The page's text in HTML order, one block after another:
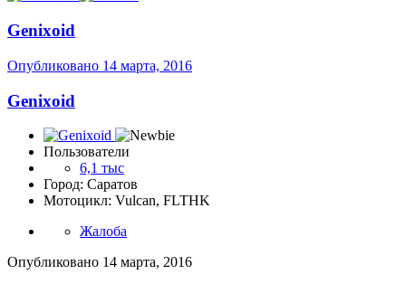
Genixoid
Опубликовано 14 марта, 2016
Genixoid
Пользователи
6,1 тыс
Город: Саратов
Мотоцикл: Vulcan, FLTHK
Жалоба
Опубликовано 14 марта, 2016